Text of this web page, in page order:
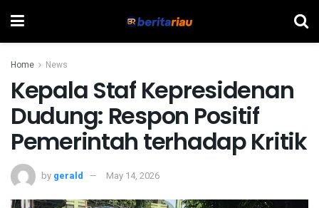
Home News
Kepala Staf Kepresidenan
Dudung: Respon Positif
Pemerintah terhadap Kritik
by gerald May 14, 2026